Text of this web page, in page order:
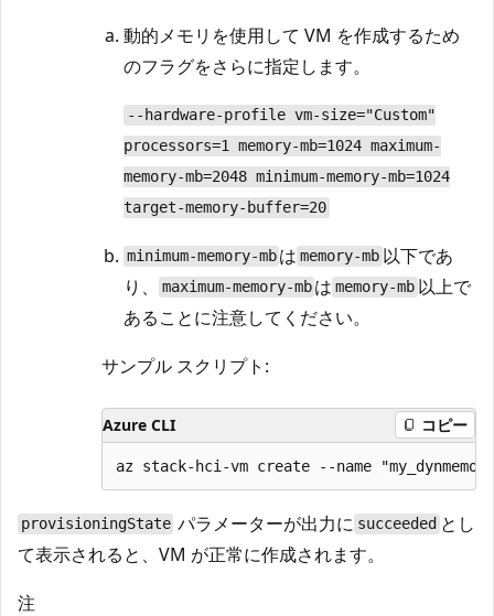
動的メモリを使用して VM を作成するため
のフラグをさらに指定します。
--hardware-profile vm-size="Custom"
processors=1 memory-mb=1024 maximum-
memory-mb=2048 minimum-memory-mb=1024
target-memory-buffer=20
minimum-memory-mb は memory-mb 以下であ
り、
maximum-memory-mb は memory-mb 以上で
あることに注意してください。
サンプル スクリプト:
Azure CLI コピー
provisioningState パラメーターが出力に succeeded とし
て表示されると、VM が正常に作成されます。
注